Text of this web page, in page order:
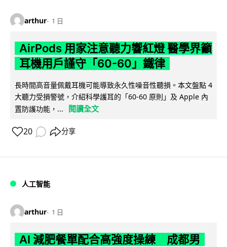
arthur 1 日
AirPods 用家注意聽力響紅燈 醫學界籲
耳機用戶謹守「60-60」鐵律
長時間高音量佩戴耳機可能導致永久性噪音性聽損。本文盤點 4
大聽力受損警號，介紹科學護耳的「60-60 原則」及 Apple 內
置防護功能，...
閱讀全文
20 分享
人工智能
arthur 1 日
AI 減肥餐單配合高強度操練 成都男